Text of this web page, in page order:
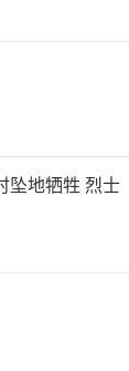
坠地牺牲 烈士